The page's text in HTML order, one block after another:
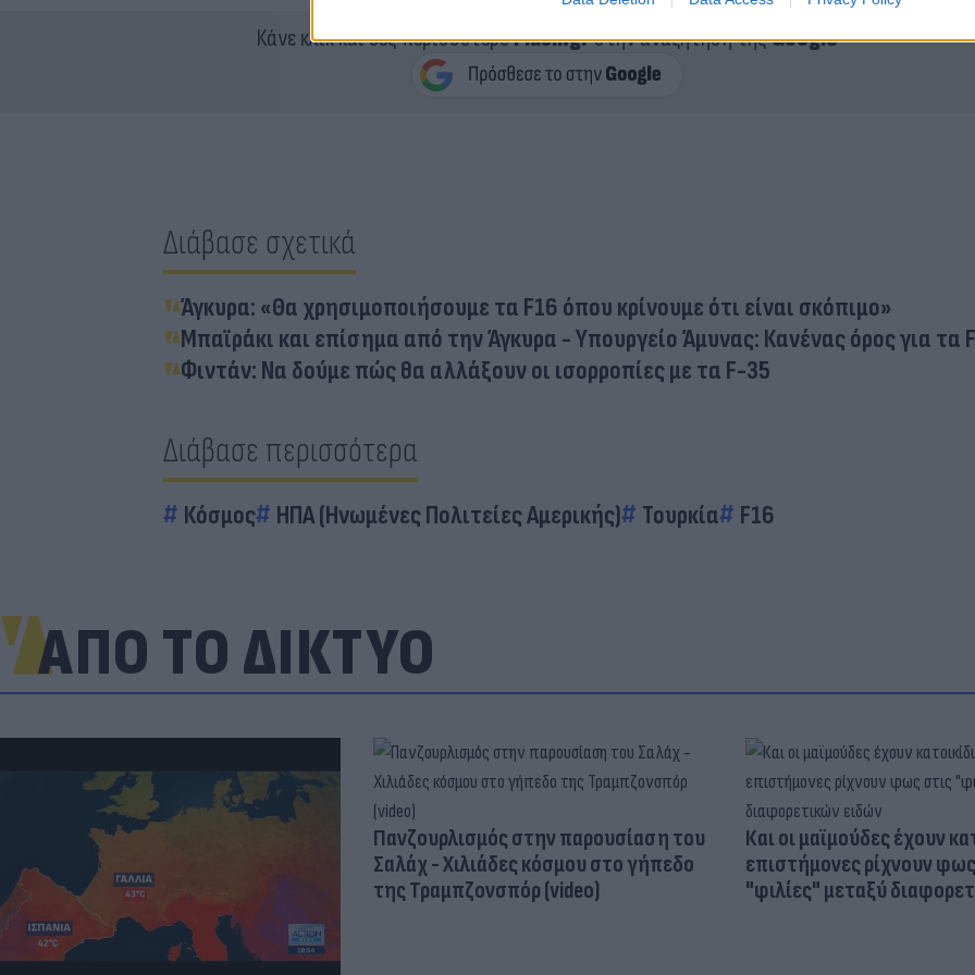
Κάνε κλικ και δες περισσότεροFlash.grστην αναζήτηση τηςGoogle
Διάβασε σχετικά
Άγκυρα: «Θα χρησιμοποιήσουμε τα F16 όπου κρίνουμε ότι είναι σκόπιμο»
Μπαϊράκι και επίσημα από την Άγκυρα - Υπουργείο Άμυνας: Κανένας όρος για τα
Φιντάν: Να δούμε πώς θα αλλάξουν οι ισορροπίες με τα F-35
Διάβασε περισσότερα
Κόσμος ΗΠΑ (Ηνωμένες Πολιτείες Αμερικής) Τουρκία F16
ΑΠΟ ΤΟ ΔΙΚΤΥΟ
Πανζουρλισμός στην παρουσίαση του
Σαλάχ - Χιλιάδες κόσμου στο γήπεδο
της Τραμπζονσπόρ (video)
Και οι μαϊμούδες έχουν
επιστήμονες ρίχνουν
"φιλίες" μεταξύ